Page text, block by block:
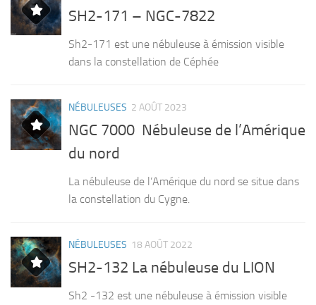
SH2-171 – NGC-7822
Sh2-171 est une nébuleuse à émission visible
dans la constellation de Céphée
NÉBULEUSES 2 AOÛT 2023
NGC 7000 Nébuleuse de l’Amérique
du nord
La nébuleuse de l’Amérique du nord se situe dans
la constellation du Cygne.
NÉBULEUSES 18 AOÛT 2022
SH2-132 La nébuleuse du LION
Sh2 -132 est une nébuleuse à émission visible